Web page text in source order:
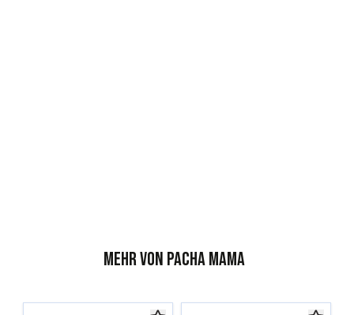
Mehr von Pacha Mama